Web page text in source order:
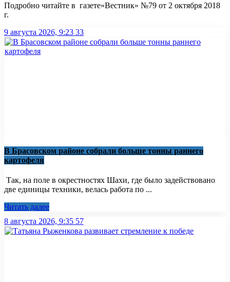
Подробно читайте в газете»Вестник» №79 от 2 октября 2018
г.
9 августа 2026, 9:23 33
В Брасовском районе собрали больше тонны раннего
картофеля
Так, на поле в окрестностях Шахи, где было задействовано
две единицы техники, велась работа по ...
Читать далее
8 августа 2026, 9:35 57